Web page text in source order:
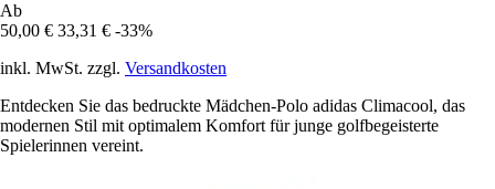
Ab
50,00 € 33,31 € -33%
inkl. MwSt. zzgl. Versandkosten
Entdecken Sie das bedruckte Mädchen-Polo adidas Climacool, das
modernen Stil mit optimalem Komfort für junge golfbegeisterte
Spielerinnen vereint.